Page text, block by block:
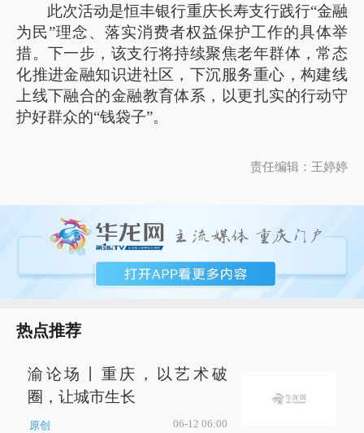
此次活动是恒丰银行重庆长寿支行践行“金融
为民”理念、落实消费者权益保护工作的具体举
措。下一步，该支行将持续聚焦老年群体，常态
化推进金融知识进社区，下沉服务重心，构建线
上线下融合的金融教育体系，以更扎实的行动守
护好群众的“钱袋子”。
责任编辑：王婷婷
热点推荐
渝论场丨重庆，以艺术破
圈，让城市生长
原创 06-12 06:00